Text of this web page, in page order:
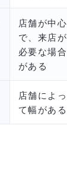
店舗が中心
で、来店が
必要な場合
がある
店舗によっ
て幅がある